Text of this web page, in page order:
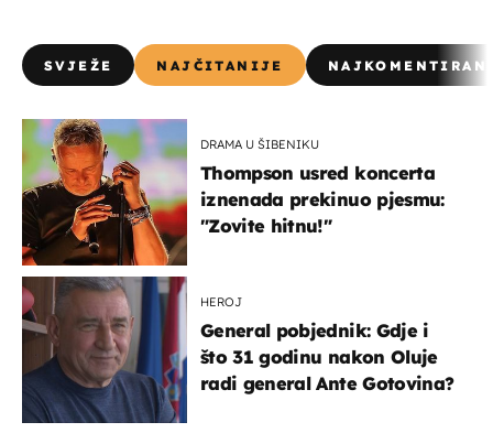
SVJEŽE NAJČITANIJE
DRAMA U ŠIBENIKU
Thompson usred koncerta
iznenada prekinuo pjesmu:
"Zovite hitnu!"
HEROJ
General pobjednik: Gdje i
što 31 godinu nakon Oluje
radi general Ante Gotovina?